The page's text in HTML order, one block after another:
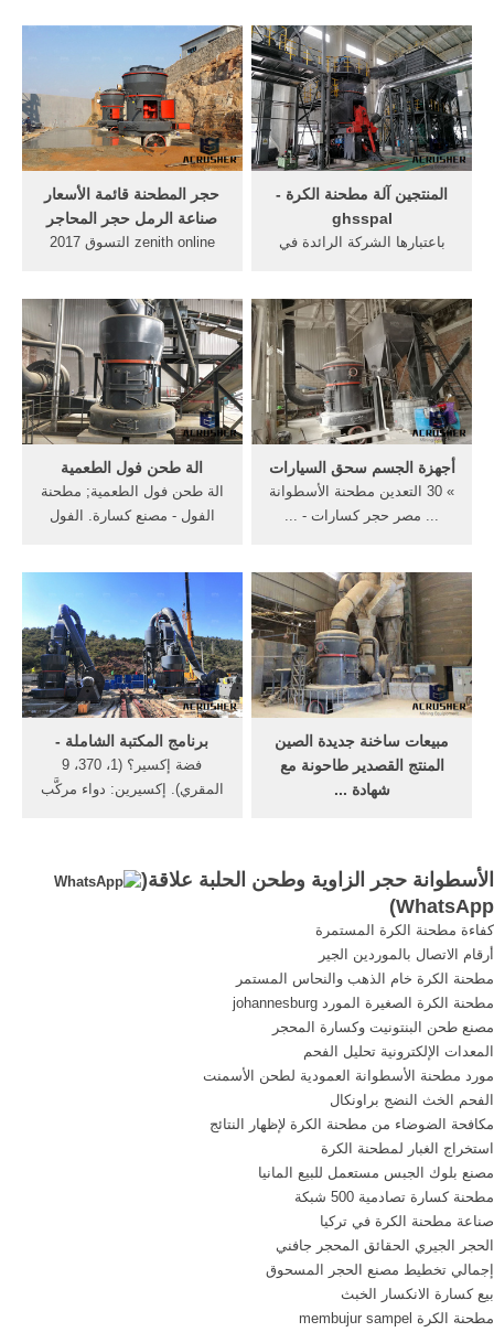
طاحونة الأسطوانة ...
الأسطوانة ...
حجر المطحنة قائمة الأسعار
صناعة الرمل حجر المحاجر
zenith online التسوق 2017
online التسوق 2017 منتجات
...
المنتجين آلة مطحنة الكرة -
ghsspal
باعتبارها الشركة الرائدة في
الحصول ...
الة طحن فول الطعمية
الة طحن فول الطعمية; مطحنة
الفول - مصنع كسارة. الفول
أجهزة الجسم سحق السيارات
» 30 التعدين مطحنة الأسطوانة
... مصر حجر كسارات - ...
برنامج المكتبة الشاملة -
فضة إكسير؟ (1، 370، 9
المقري). إكسيرين: دواء مركَّب
مبيعات ساخنة جديدة الصين
المنتج القصدير طاحونة مع
شهادة ...
الأسطوانة ...
الأسطوانة حجر الزاوية وطحن الحلبة علاقة(
WhatsApp
)
كفاءة مطحنة الكرة المستمرة
أرقام الاتصال بالموردين الجير
مطحنة الكرة خام الذهب والنحاس المستمر
مطحنة الكرة الصغيرة المورد johannesburg
مصنع طحن البنتونيت وكسارة المحجر
المعدات الإلكترونية تحليل الفحم
مورد مطحنة الأسطوانة العمودية لطحن الأسمنت
الفحم الخث النضج براونكال
مكافحة الضوضاء من مطحنة الكرة لإظهار النتائج
استخراج الغبار لمطحنة الكرة
مصنع بلوك الجبس مستعمل للبيع المانيا
مطحنة كسارة تصادمية 500 شبكة
صناعة مطحنة الكرة في تركيا
الحجر الجيري الحقائق المحجر جافني
إجمالي تخطيط مصنع الحجر المسحوق
بيع كسارة الانكسار الخبث
مطحنة الكرة membujur sampel